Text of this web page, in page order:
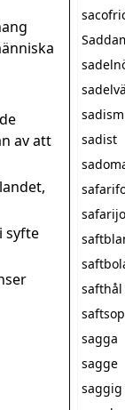
av att
syfte
sadism
sadist
safthål
sagga
sagge
saggig